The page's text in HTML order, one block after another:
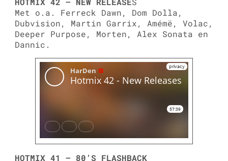
Met o.a. Ferreck Dawn, Dom Dolla,
Dubvision, Martin Garrix, Amémë, Volac,
Deeper Purpose, Morten, Alex Sonata en
Dannic.
HOTMIX 41 – 80’S FLASHBACK